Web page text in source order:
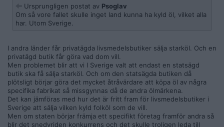
Ursprungligen postat av Psoglav
Om så vore fallet skulle inget land kunna ha kyld öl, vilket alla
har. Utom Sverige.
I andra länder får privatägda livsmedelsbutiker sälja starköl. Och en
privatägd butik får göra vad dom vill.
Men problemet blir att vi I Sverige valt att endast en statsägd
butik ska få sälja starköl. Och om den statsägda butiken då
plötsligt börjar göra det mycket åtråvärdare att köpa öl av några
specifika fabrikat så missgynnas då de andra ölmärkena.
Det kan jämföras med hur det är fritt fram för livsmedelsbutiker i
Sverige att sälja vilken kyld folköl som de vill.
Men om staten börjar främja ett specifikt företag framför andra så
blir det snedvriden konkurrens och det skulle troligen leda till